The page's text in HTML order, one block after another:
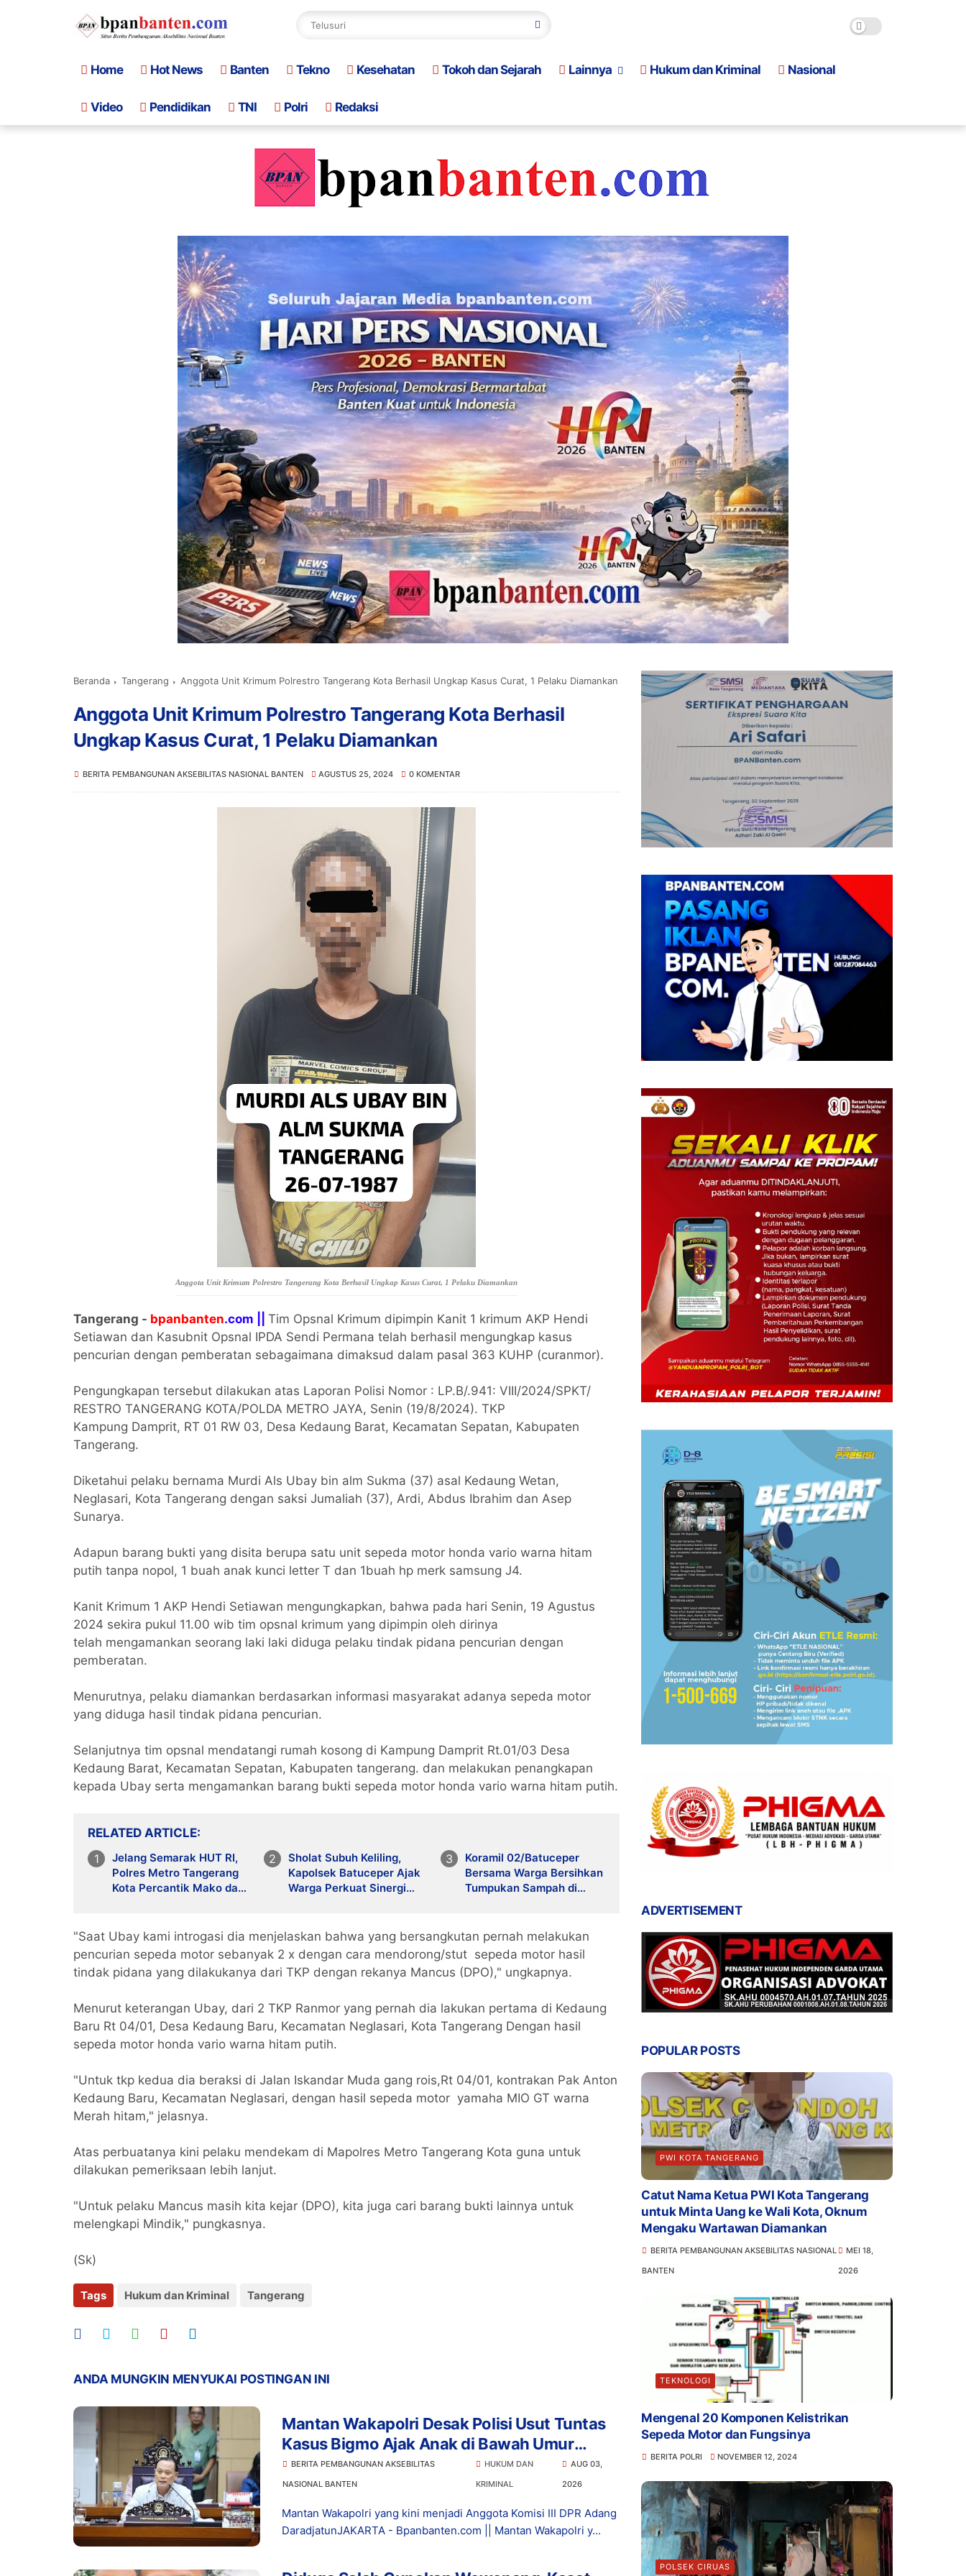
Home Hot News Banten Tekno Kesehatan Tokoh dan Sejarah Lainnya Hukum dan Kriminal Nasional
Video Pendidikan TNI Polri Redaksi
Beranda Tangerang Anggota Unit Krimum Polrestro Tangerang Kota Berhasil Ungkap Kasus Curat, 1 Pelaku Diamankan
Anggota Unit Krimum Polrestro Tangerang Kota Berhasil
Ungkap Kasus Curat, 1 Pelaku Diamankan
BERITA PEMBANGUNAN AKSEBILITAS NASIONAL BANTEN AGUSTUS 25, 2024 0 KOMENTAR
Anggota Unit Krimum Polrestro Tangerang Kota Berhasil Ungkap Kasus Curat, 1 Pelaku Diamankan
Tangerang - bpanbanten.com ||
Tim Opsnal Krimum dipimpin Kanit 1 krimum AKP Hendi
Setiawan dan Kasubnit Opsnal IPDA Sendi Permana telah berhasil mengungkap kasus
pencurian dengan pemberatan sebagaimana dimaksud dalam pasal 363 KUHP (curanmor).
Pengungkapan tersebut dilakukan atas Laporan Polisi Nomor : LP.B/.941: VIII/2024/SPKT/
RESTRO TANGERANG KOTA/POLDA METRO JAYA, Senin (19/8/2024). TKP
Kampung Damprit, RT 01 RW 03, Desa Kedaung Barat, Kecamatan Sepatan, Kabupaten
Tangerang.
Diketahui pelaku bernama Murdi Als Ubay bin alm Sukma (37) asal Kedaung Wetan,
Neglasari, Kota Tangerang dengan saksi Jumaliah (37), Ardi, Abdus Ibrahim dan Asep
Sunarya.
Adapun barang bukti yang disita berupa satu unit sepeda motor honda vario warna hitam
putih tanpa nopol, 1 buah anak kunci letter T dan 1buah hp merk samsung J4.
Kanit Krimum 1 AKP Hendi Setiawan mengungkapkan, bahwa pada hari Senin, 19 Agustus
2024 sekira pukul 11.00 wib tim opsnal krimum yang dipimpin oleh dirinya
telah mengamankan seorang laki laki diduga pelaku tindak pidana pencurian dengan
pemberatan.
Menurutnya, pelaku diamankan berdasarkan informasi masyarakat adanya sepeda motor
yang diduga hasil tindak pidana pencurian.
Selanjutnya tim opsnal mendatangi rumah kosong di Kampung Damprit Rt.01/03 Desa
Kedaung Barat, Kecamatan Sepatan, Kabupaten tangerang. dan melakukan penangkapan
kepada Ubay serta mengamankan barang bukti sepeda motor honda vario warna hitam putih.
RELATED ARTICLE
Jelang Semarak HUT RI,
Polres Metro Tangerang
Kota Percantik Mako dan
Sholat Subuh Keliling,
Kapolsek Batuceper Ajak
Warga Perkuat Sinergi
Koramil 02/Batuceper
Bersama Warga Bersihkan
Tumpukan Sampah di
"Saat Ubay kami introgasi dia menjelaskan bahwa yang bersangkutan pernah melakukan
pencurian sepeda motor sebanyak 2 x dengan cara mendorong/stut sepeda motor hasil
tindak pidana yang dilakukanya dari TKP dengan rekanya Mancus (DPO)," ungkapnya.
Menurut keterangan Ubay, dari 2 TKP Ranmor yang pernah dia lakukan pertama di Kedaung
Baru Rt 04/01, Desa Kedaung Baru, Kecamatan Neglasari, Kota Tangerang Dengan hasil
sepeda motor honda vario warna hitam putih.
"Untuk tkp kedua dia beraksi di Jalan Iskandar Muda gang rois,Rt 04/01, kontrakan Pak Anton
Kedaung Baru, Kecamatan Neglasari, dengan hasil sepeda motor yamaha MIO GT warna
Merah hitam," jelasnya.
Atas perbuatanya kini pelaku mendekam di Mapolres Metro Tangerang Kota guna untuk
dilakukan pemeriksaan lebih lanjut.
"Untuk pelaku Mancus masih kita kejar (DPO), kita juga cari barang bukti lainnya untuk
melengkapi Mindik," pungkasnya.
(Sk)
Tags Hukum dan Kriminal Tangerang
ANDA MUNGKIN MENYUKAI POSTINGAN INI
Mantan Wakapolri Desak Polisi Usut Tuntas
Kasus Bigmo Ajak Anak di Bawah Umur
Promosikan Vape
BERITA PEMBANGUNAN AKSEBILITAS
NASIONAL BANTEN
HUKUM DAN
KRIMINAL
AUG 03,
2026
Mantan Wakapolri yang kini menjadi Anggota Komisi III DPR Adang
DaradjatunJAKARTA - Bpanbanten.com || Mantan Wakapolri y...
ADVERTISEMENT
POPULAR POSTS
PWI KOTA TANGERANG
Catut Nama Ketua PWI Kota Tangerang
untuk Minta Uang ke Wali Kota, Oknum
Mengaku Wartawan Diamankan
BERITA PEMBANGUNAN AKSEBILITAS NASIONAL
BANTEN
MEI 18,
2026
TEKNOLOGI
Mengenal 20 Komponen Kelistrikan
Sepeda Motor dan Fungsinya
BERITA POLRI NOVEMBER 12, 2024
POLSEK CIRUAS